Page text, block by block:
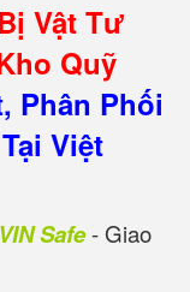
Vật Tư
Quỹ
Phân Phối
Việt
Safe- Giao